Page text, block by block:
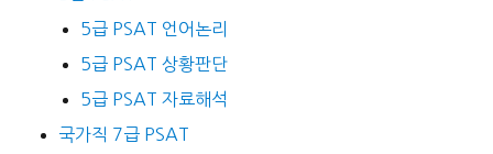
5급 PSAT 언어논리
5급 PSAT 상황판단
5급 PSAT 자료해석
국가직 7급 PSAT